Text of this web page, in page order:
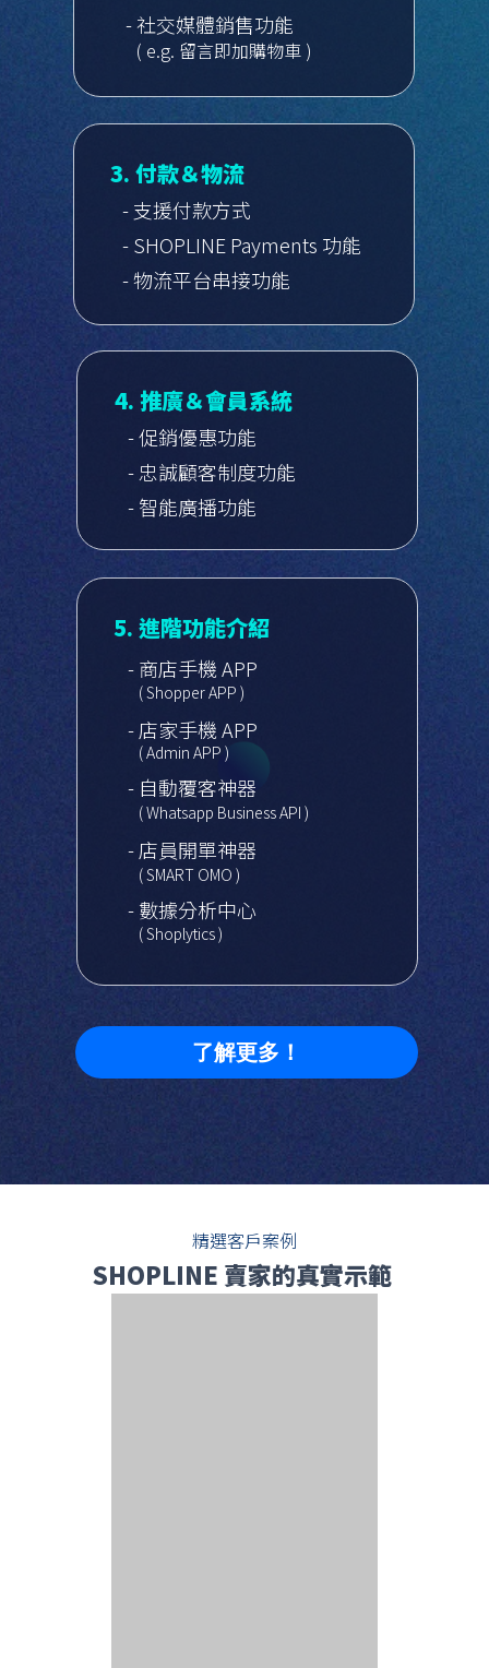
3. 付款＆物流
- 支援付款方式
- SHOPLINE Payments 功能
- 物流平台串接功能
- 社交媒體銷售功能
( e.g. 留言即加購物車 )
4. 推廣＆會員系統
5. 進階功能介紹
- 商店手機 APP
( Shopper APP )
- 促銷優惠功能
- 忠誠顧客制度功能
- 智能廣播功能
- 店家手機 APP
( Admin APP )
- 自動覆客神器
( Whatsapp Business API )
- 店員開單神器
( SMART OMO )
- 數據分析中心
( Shoplytics )
了解更多！
精選客戶案例
SHOPLINE 賣家的真實示範